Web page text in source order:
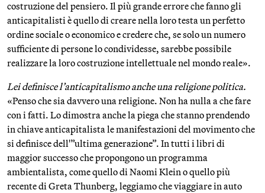
costruzione del pensiero. Il più grande errore che fanno gli
anticapitalisti è quello di creare nella loro testa un perfetto
ordine sociale o economico e credere che, se solo un numero
sufficiente di persone lo condividesse, sarebbe possibile
realizzare la loro costruzione intellettuale nel mondo reale».
Lei definisce l’anticapitalismo anche una religione politica.
«Penso che sia davvero una religione. Non ha nulla a che fare
con i fatti. Lo dimostra anche la piega che stanno prendendo
in chiave anticapitalista le manifestazioni del movimento che
si definisce dell'”ultima generazione”. In tutti i libri di
maggior successo che propongono un programma
ambientalista, come quello di Naomi Klein o quello più
recente di Greta Thunberg, leggiamo che viaggiare in auto